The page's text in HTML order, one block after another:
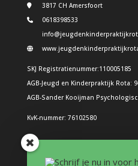
3817 CH Amersfoort
0618398533
SKJ Registratienummer:110005185
AGB-Jeugd en Kinderpraktijk Rota:
AGB-Sander Kooijman
KvK-nummer: 76102580
Problemen bij kinderen